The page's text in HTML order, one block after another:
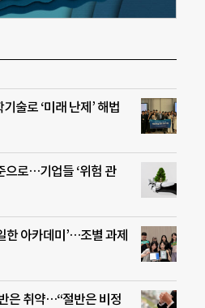
술로 ‘미래 난제’ 해법
으로…기업들 ‘위험 관
한 아카데미’…조별 과제
은 취약…“절반은 비정